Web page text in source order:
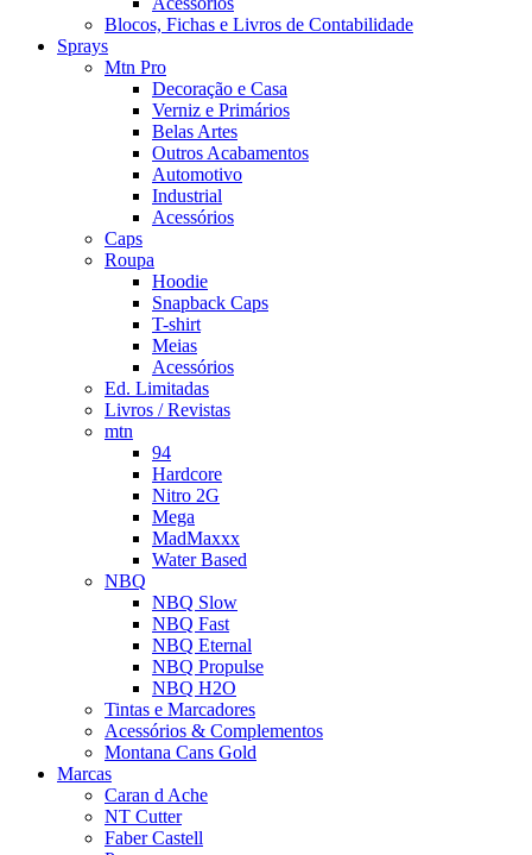
Blocos, Fichas e Livros de Contabilidade
Sprays
Mtn Pro
Decoração e Casa
Verniz e Primários
Belas Artes
Outros Acabamentos
Automotivo
Industrial
Acessórios
Caps
Roupa
Hoodie
Snapback Caps
T-shirt
Meias
Acessórios
Ed. Limitadas
Livros / Revistas
mtn
94
Hardcore
Nitro 2G
Mega
MadMaxxx
Water Based
NBQ
NBQ Slow
NBQ Fast
NBQ Eternal
NBQ Propulse
NBQ H2O
Tintas e Marcadores
Acessórios & Complementos
Montana Cans Gold
Marcas
Caran d Ache
NT Cutter
Faber Castell